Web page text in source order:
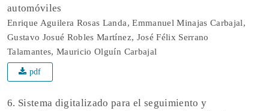
automóviles
Enrique Aguilera Rosas Landa, Emmanuel Minajas Carbajal,
Gustavo Josué Robles Martínez, José Félix Serrano
Talamantes, Mauricio Olguín Carbajal
pdf
6. Sistema digitalizado para el seguimiento y